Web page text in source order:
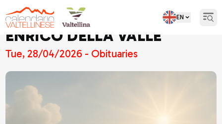
EN
ENRICO DELLA VALLE
Tue, 28/04/2026 - Obituaries